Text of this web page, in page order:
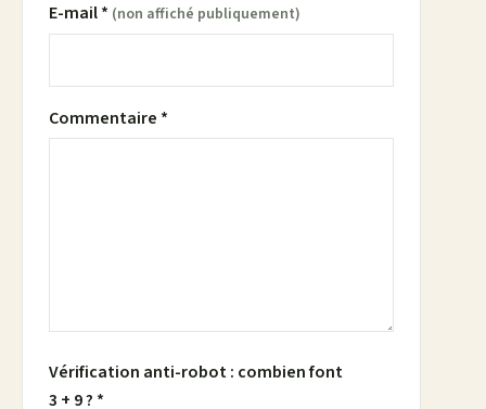
E-mail * (non affiché publiquement)
Commentaire *
Vérification anti-robot : combien font
3 + 9 ? *